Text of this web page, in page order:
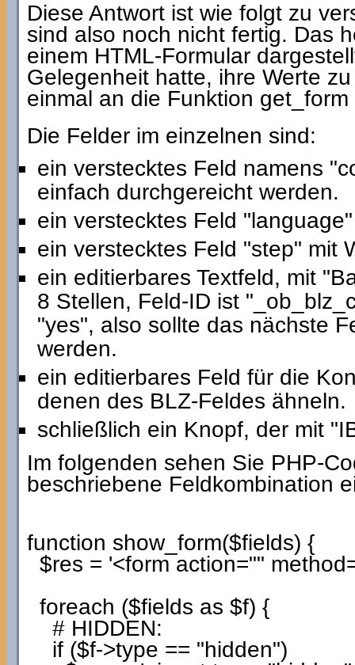
Diese Antwort ist wie folgt zu
sind also noch nicht fertig. Das
einem HTML-Formular
Gelegenheit hatte, ihre Werte
einmal an die Funktion
Die Felder im einzelnen sind:
ein verstecktes Feld namens
einfach durchgereicht werden.
ein verstecktes Feld
ein verstecktes Feld "step" mit
ein editierbares Textfeld, mit
8 Stellen, Feld-ID ist
"yes", also sollte das nächste
werden.
ein editierbares Feld für die
denen des BLZ-Feldes ähneln.
schließlich ein Knopf, der mit
Im folgenden sehen Sie PHP-
beschriebene Feldkombination
function show_form($fields) {
$res = '<form action=""
foreach ($fields as $f) {
# HIDDEN:
if ($f->type == "hidden")